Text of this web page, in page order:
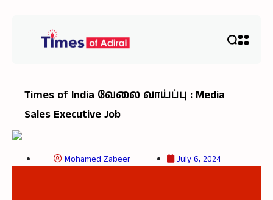
Times of India வேலை வாய்ப்பு : Media
Sales Executive Job
Mohamed Zabeer July 6, 2024